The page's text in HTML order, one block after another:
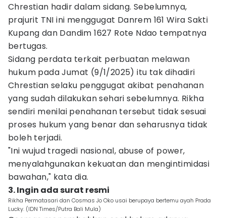
Chrestian hadir dalam sidang. Sebelumnya,
prajurit TNI ini menggugat Danrem 161 Wira Sakti
Kupang dan Dandim 1627 Rote Ndao tempatnya
bertugas.
Sidang perdata terkait perbuatan melawan
hukum pada Jumat (9/1/2025) itu tak dihadiri
Chrestian selaku penggugat akibat penahanan
yang sudah dilakukan sehari sebelumnya. Rikha
sendiri menilai penahanan tersebut tidak sesuai
proses hukum yang benar dan seharusnya tidak
boleh terjadi.
"Ini wujud tragedi nasional, abuse of power,
menyalahgunakan kekuatan dan mengintimidasi
bawahan," kata dia.
3. Ingin ada surat resmi
Rikha Permatasari dan Cosmas Jo Oko usai berupaya bertemu ayah Prada
Lucky. (IDN Times/Putra Bali Mula)